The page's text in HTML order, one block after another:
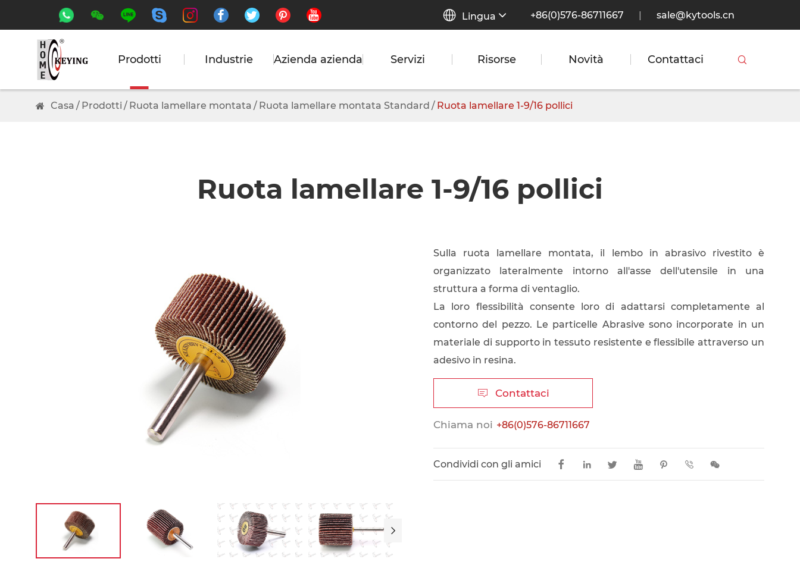
        Lingua +86(0)576-86711667 | sale@kytools.cn
Prodotti Industrie Azienda azienda Servizi Risorse Novità Contattaci 
Casa Prodotti Ruota lamellare montata Ruota lamellare montata Standard Ruota lamellare 1-9/16 pollici
Ruota lamellare 1-9/16 pollici

Sulla ruota lamellare montata, il lembo in abrasivo rivestito è
organizzato lateralmente intorno all'asse dell'utensile in una
struttura a forma di ventaglio.
La loro flessibilità consente loro di adattarsi completamente al
contorno del pezzo. Le particelle Abrasive sono incorporate in un
materiale di supporto in tessuto resistente e flessibile attraverso un
adesivo in resina.
 Contattaci
Chiama noi +86(0)576-86711667
Condividi con gli amici       